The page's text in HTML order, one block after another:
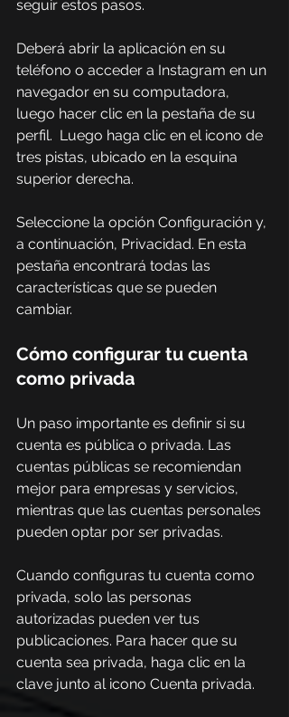
seguir estos pasos.
Deberá abrir la aplicación en su
teléfono o acceder a Instagram en un
navegador en su computadora,
luego hacer clic en la pestaña de su
perfil.  Luego haga clic en el icono de
tres pistas, ubicado en la esquina
superior derecha.
Seleccione la opción Configuración y,
a continuación, Privacidad. En esta
pestaña encontrará todas las
características que se pueden
cambiar.
Cómo configurar tu cuenta
como privada
Un paso importante es definir si su
cuenta es pública o privada. Las
cuentas públicas se recomiendan
mejor para empresas y servicios,
mientras que las cuentas personales
pueden optar por ser privadas.
Cuando configuras tu cuenta como
privada, solo las personas
autorizadas pueden ver tus
publicaciones. Para hacer que su
cuenta sea privada, haga clic en la
clave junto al icono Cuenta privada.